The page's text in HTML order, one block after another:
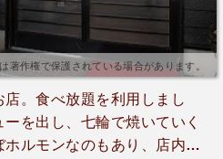
著作権で保護されている場合があります。
。食べ放題を利用しまし
を出し、七輪で焼いていく
ルモンなのもあり、店内が